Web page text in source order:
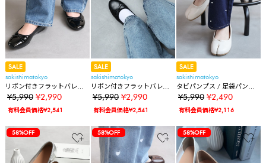
SALE
sakishimatokyo
リボン付きフラットバレエ
シューズ/バレエコアスタイ
ル
¥5,990 ¥2,990
有料会員価格¥2,541
SALE
sakishimatokyo
リボン付きフラットバレエ
シューズ/バレエコアスタイ
ル
¥5,990 ¥2,990
有料会員価格¥2,541
SALE
sakishimatokyo
タビパンプス / 足袋パンプ
ス/足袋バレエシューズ
¥5,990 ¥2,490
有料会員価格¥2,116
58%OFF 58%OFF 58%OFF